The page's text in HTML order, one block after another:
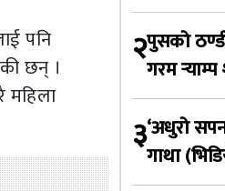
पनि
छन् ।
महिला
२पुसको
गरम
३‘अधुरो
गाथा